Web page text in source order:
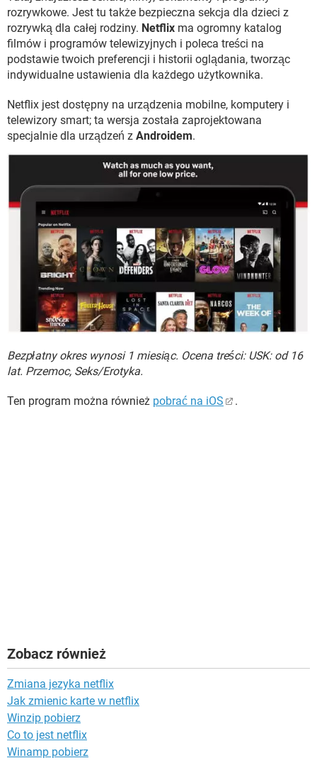
WINDOWS 10
rozrywkowe. Jest tu także bezpieczna sekcja dla dzieci z
rozrywką dla całej rodziny. Netflix ma ogromny katalog
filmów i programów telewizyjnych i poleca treści na
podstawie twoich preferencji i historii oglądania, tworząc
indywidualne ustawienia dla każdego użytkownika.
Netflix jest dostępny na urządzenia mobilne, komputery i
telewizory smart; ta wersja została zaprojektowana
specjalnie dla urządzeń z Androidem.
Bezpłatny okres wynosi 1 miesiąc. Ocena treści: USK: od 16
lat. Przemoc, Seks/Erotyka.
Ten program można również pobrać na iOS .
Zobacz również
Zmiana jezyka netflix
Jak zmienic karte w netflix
Winzip pobierz
Co to jest netflix
Winamp pobierz